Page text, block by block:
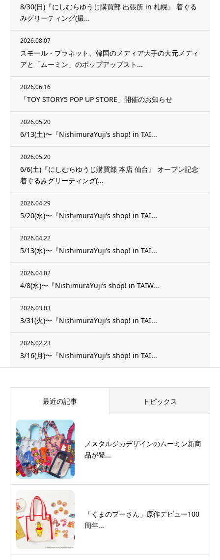
8/30(日)『にしむらゆうじ購買部 出張所 in 札幌』 着ぐる
みグリーティング(撮...
2026.08.07
スモール・プラネット、韓国のメディア大手の大元メディ
アと「ムーミン」のポップアップスト...
2026.06.16
「TOY STORY5 POP UP STORE」開催のお知らせ
2026.05.20
6/13(土)〜『NishimuraYuji’s shop! in TAI...
2026.05.20
6/6(土)『にしむらゆうじ購買部 本店 仙台』 オープン記念
着ぐるみグリーティング(...
2026.04.29
5/20(水)〜『NishimuraYuji’s shop! in TAI...
2026.04.22
5/13(水)〜『NishimuraYuji’s shop! in TAI...
2026.04.02
4/8(水)〜『NishimuraYuji’s shop! in TAIW...
2026.03.03
3/31(火)〜『NishimuraYuji’s shop! in TAI...
2026.02.23
3/16(月)〜『NishimuraYuji’s shop! in TAI...
最近の記事 トピックス
ノスタルジカデザインのムーミン新商
品が登...
「くまのプーさん」原作デビュー100
周年...